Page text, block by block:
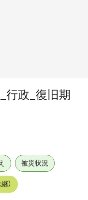
行政_復旧期
被災状況
）